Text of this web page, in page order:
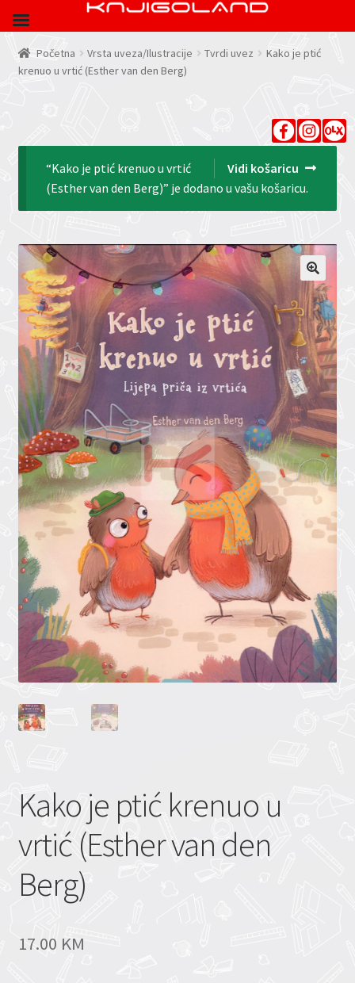
Početna Vrsta uveza/Ilustracije Tvrdi uvez
Kako je ptić
krenuo u vrtić (Esther van den Berg)
Vidi košaricu
“Kako je ptić krenuo u vrtić
(Esther van den Berg)” je dodano u vašu košaricu.
Kako je ptić krenuo u
vrtić (Esther van den
Berg)
17.00 KM